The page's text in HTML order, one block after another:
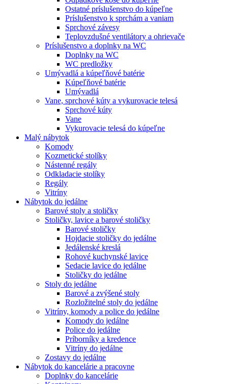
Ostatné príslušenstvo do kúpeľne
Príslušenstvo k sprchám a vaniam
Sprchové závesy
Teplovzdušné ventilátory a ohrievače
Príslušenstvo a doplnky na WC
Doplnky na WC
WC predložky
Umývadlá a kúpeľňové batérie
Kúpeľňové batérie
Umývadlá
Vane, sprchové kúty a vykurovacie telesá
Sprchové kúty
Vane
Vykurovacie telesá do kúpeľne
Malý nábytok
Komody
Kozmetické stolíky
Nástenné regály
Odkladacie stolíky
Regály
Vitríny
Nábytok do jedálne
Barové stoly a stoličky
Stoličky, lavice a barové stoličky
Barové stoličky
Hojdacie stoličky do jedálne
Jedálenské kreslá
Rohové kuchynské lavice
Sedacie lavice do jedálne
Stoličky do jedálne
Stoly do jedálne
Barové a zvýšené stoly
Rozložitelné stoly do jedálne
Vitríny, komody a police do jedálne
Komody do jedálne
Police do jedálne
Príborníky a kredence
Vitríny do jedálne
Zostavy do jedálne
Nábytok do kancelárie a pracovne
Doplnky do kancelárie